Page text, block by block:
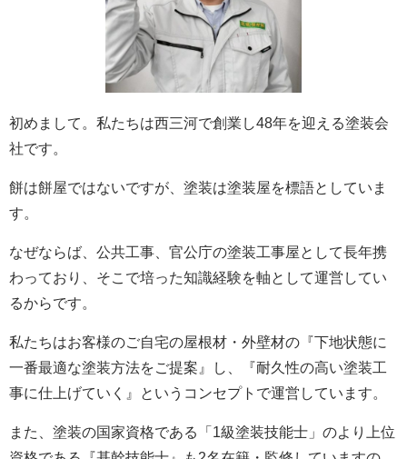
初めまして。私たちは西三河で創業し48年を迎える塗装会
社です。
餅は餅屋ではないですが、塗装は塗装屋を標語としていま
す。
なぜならば、公共工事、官公庁の塗装工事屋として長年携
わっており、そこで培った知識経験を軸として運営してい
るからです。
私たちはお客様のご自宅の屋根材・外壁材の『下地状態に
一番最適な塗装方法をご提案』し、『耐久性の高い塗装工
事に仕上げていく』というコンセプトで運営しています。
また、塗装の国家資格である「1級塗装技能士」のより上位